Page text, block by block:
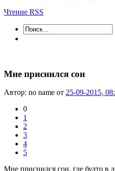
Чтение RSS
Мне приснился сон
Автор: no name от 25-09-2015,
0
1
2
3
4
5
Мне приснился сон, где будто в